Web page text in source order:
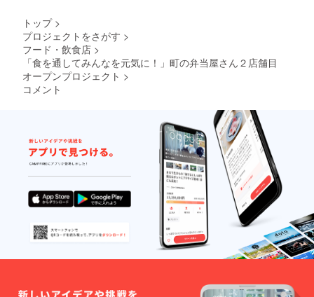
トップ >
プロジェクトをさがす >
フード・飲食店 >
「食を通してみんなを元気に！」町の弁当屋さん２店舗目
オープンプロジェクト >
コメント